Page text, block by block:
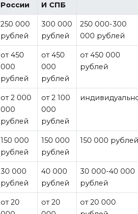
России
И СПБ
250 000
рублей
300 000
рублей
250 000-300
000 рублей
от 450
000
рублей
от 450
000
рублей
от 450 000
рублей
от 2 000
000
рублей
от 2 100
000
рублей
150 000
рублей
150 000
рублей
150 000
30 000
рублей
40 000
рублей
30 000-40 000
рублей
от 20
от 20
от 20 000